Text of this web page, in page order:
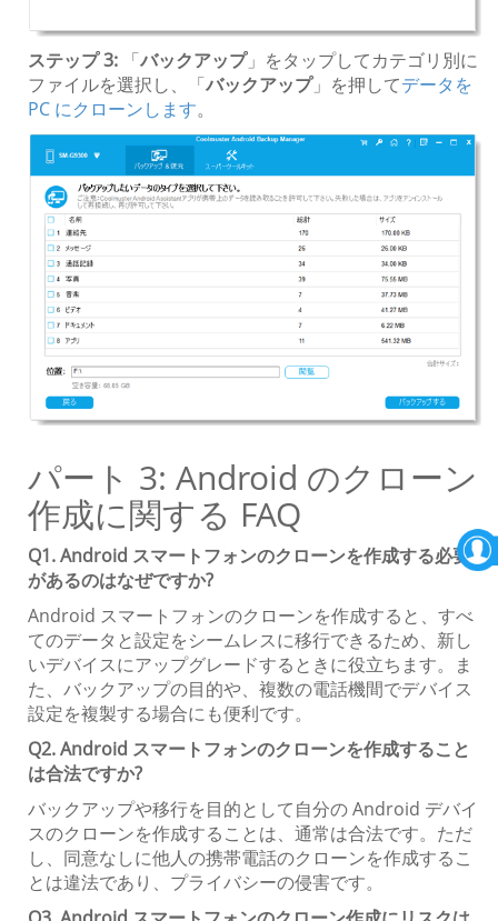
ステップ 3: 「バックアップ」をタップしてカテゴリ別に
ファイルを選択し、「バックアップ」を押してデータを
PC にクローンします。
パート 3: Android のクローン
作成に関する FAQ
Q1. Android スマートフォンのクローンを作成する必要
があるのはなぜですか?
Android スマートフォンのクローンを作成すると、すべ
てのデータと設定をシームレスに移行できるため、新し
いデバイスにアップグレードするときに役立ちます。ま
た、バックアップの目的や、複数の電話機間でデバイス
設定を複製する場合にも便利です。
Q2. Android スマートフォンのクローンを作成すること
は合法ですか?
バックアップや移行を目的として自分の Android デバイ
スのクローンを作成することは、通常は合法です。ただ
し、同意なしに他人の携帯電話のクローンを作成するこ
とは違法であり、プライバシーの侵害です。